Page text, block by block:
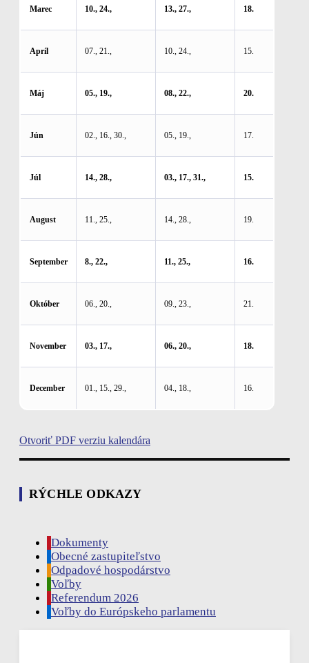
Marec 10., 24., 13., 27., 18.
Apríl 07., 21., 10., 24., 15.
Máj 05., 19., 08., 22., 20.
Jún 02., 16., 30., 05., 19., 17.
Júl 14., 28., 03., 17., 31., 15.
August 11., 25., 14., 28., 19.
September 8., 22., 11., 25., 16.
Október 06., 20., 09., 23., 21.
November 03., 17., 06., 20., 18.
December 01., 15., 29., 04., 18., 16.
Otvoriť PDF verziu kalendára
RÝCHLE ODKAZY
Dokumenty
Obecné zastupiteľstvo
Odpadové hospodárstvo
Voľby
Referendum 2026
Voľby do Európskeho parlamentu